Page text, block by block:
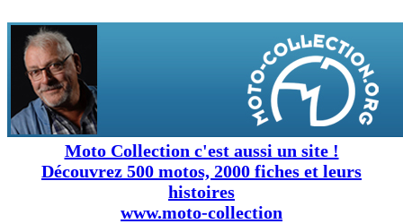
Moto Collection c'est aussi un site !
Découvrez 500 motos, 2000 fiches et leurs
histoires
www.moto-collection